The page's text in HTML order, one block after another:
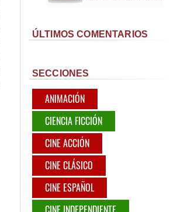
ÚLTIMOS COMENTARIOS
SECCIONES
ANIMACIÓN
CIENCIA FICCIÓN
CINE ACCIÓN
CINE CLÁSICO
CINE ESPAÑOL